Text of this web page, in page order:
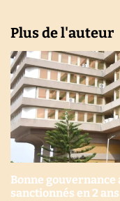
Plus de l'auteur
Bonne
sanctionnés en 2